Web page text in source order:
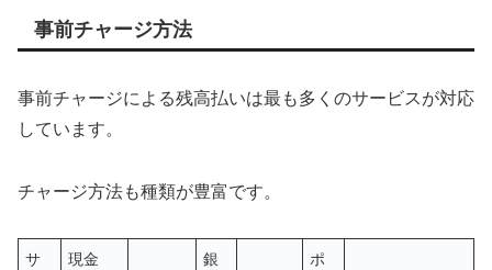
事前チャージ方法
事前チャージによる残高払いは最も多くのサービスが対応
しています。
チャージ方法も種類が豊富です。
サ
現金
銀
ポ